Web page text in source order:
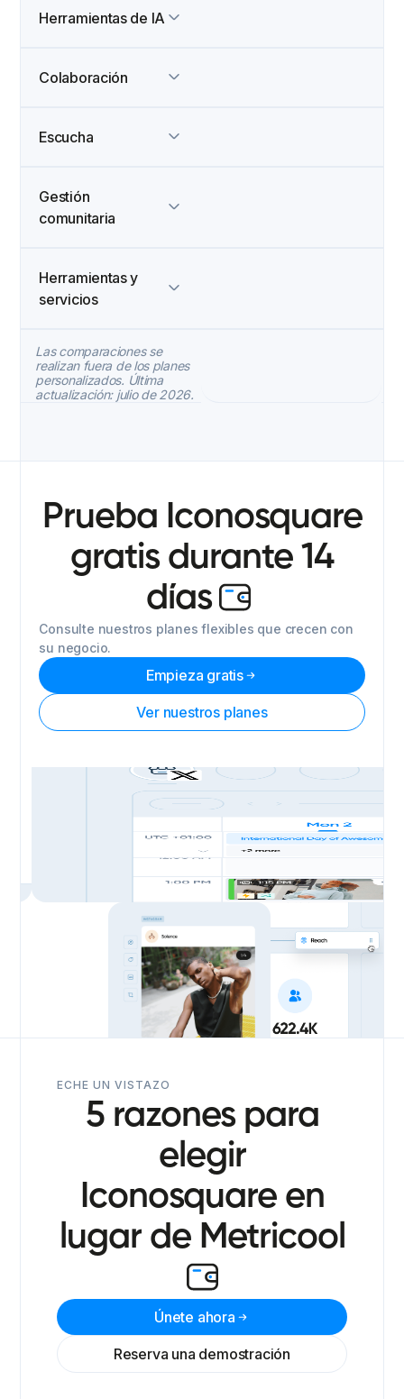
Herramientas de IA
Colaboración
Escucha
Gestión
comunitaria
Herramientas y
servicios
Las comparaciones se
realizan fuera de los planes
personalizados. Última
actualización: julio de 2026.
Prueba Iconosquare
gratis durante 14
días
Consulte nuestros planes flexibles que crecen con
su negocio.
Empieza gratis
Ver nuestros planes
ECHE UN VISTAZO
5 razones para
elegir
Iconosquare en
lugar de Metricool
Únete ahora
Reserva una demostración